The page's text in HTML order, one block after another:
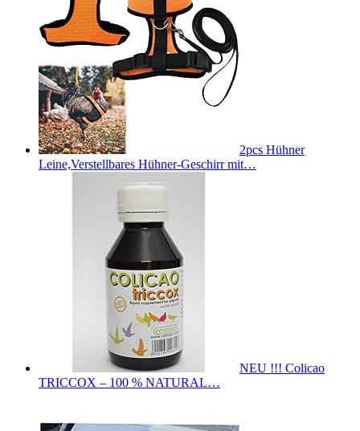
2pcs Hühner
Leine,Verstellbares Hühner-Geschirr mit…
NEU !!! Colicao
TRICCOX – 100 % NATURAL…